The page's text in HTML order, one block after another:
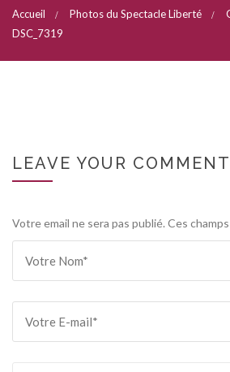
Accueil Photos du Spectacle Liberté
DSC_7319
LEAVE YOUR COMMENT
Votre email ne sera pas publié. Ces